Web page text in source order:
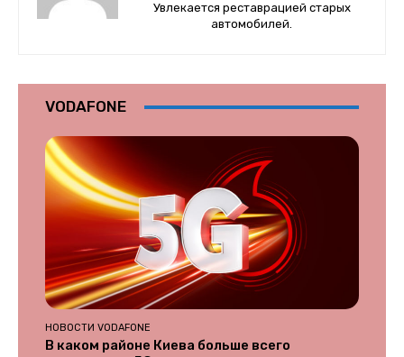
Увлекается реставрацией старых
автомобилей.
VODAFONE
НОВОСТИ VODAFONE
В каком районе Киева больше всего